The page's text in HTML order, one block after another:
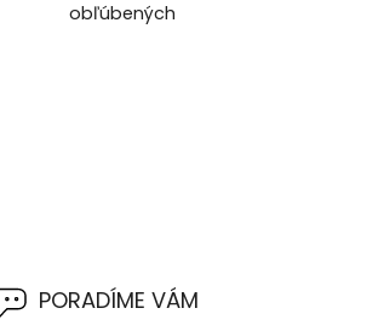
obľúbených
PORADÍME VÁM